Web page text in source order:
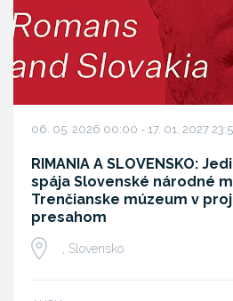
06. 05. 2026 00:00 - 17. 01. 2027
RIMANIA A SLOVENSKO:
spája Slovenské národné
Trenčianske múzeum v
presahom
, Slovensko